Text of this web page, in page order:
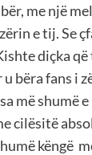
me një
e tij. Se
diçka
u bëra fans i
më shumë
cilësitë
këngë